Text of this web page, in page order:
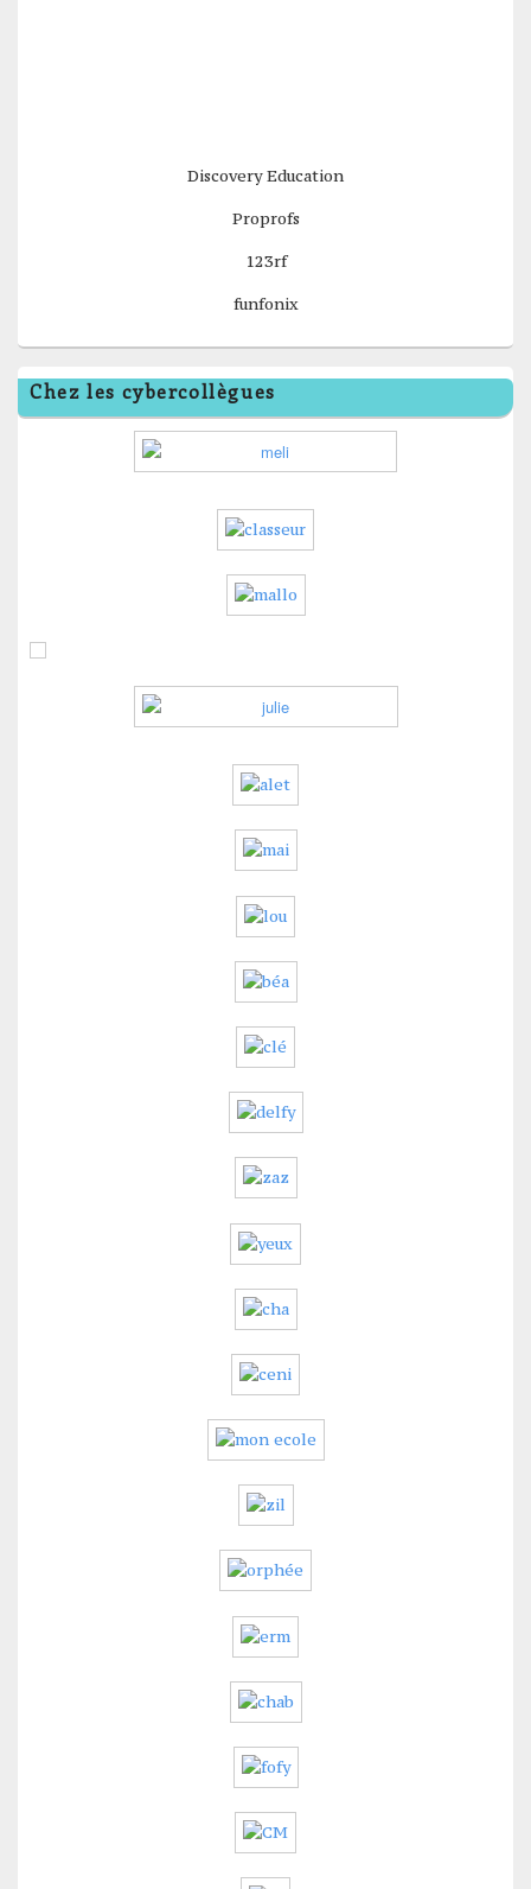
Discovery Education
Proprofs
123rf
funfonix
Chez les cybercollègues